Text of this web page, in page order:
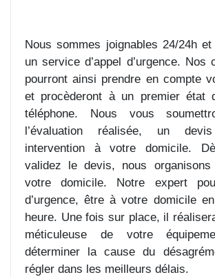
Nous sommes joignables 24/24h
un service d’appel d’urgence. Nos
pourront ainsi prendre en compte
et procèderont à un premier état
téléphone. Nous vous
l’évaluation réalisée, un
intervention à votre domicile.
validez le devis, nous
votre domicile. Notre expert
d’urgence, être à votre domicile
heure. Une fois sur place, il
méticuleuse de votre
déterminer la cause du
régler dans les meilleurs délais.